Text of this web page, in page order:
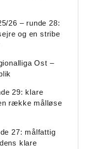
26 – runde 28:
og en stribe
Ost –
29: klare
række målløse
27: målfattig
klare